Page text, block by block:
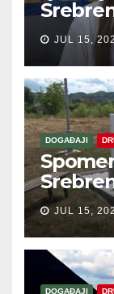
JUL 15,
DOGAĐAJI
JUL 15,
DOGAĐAJI